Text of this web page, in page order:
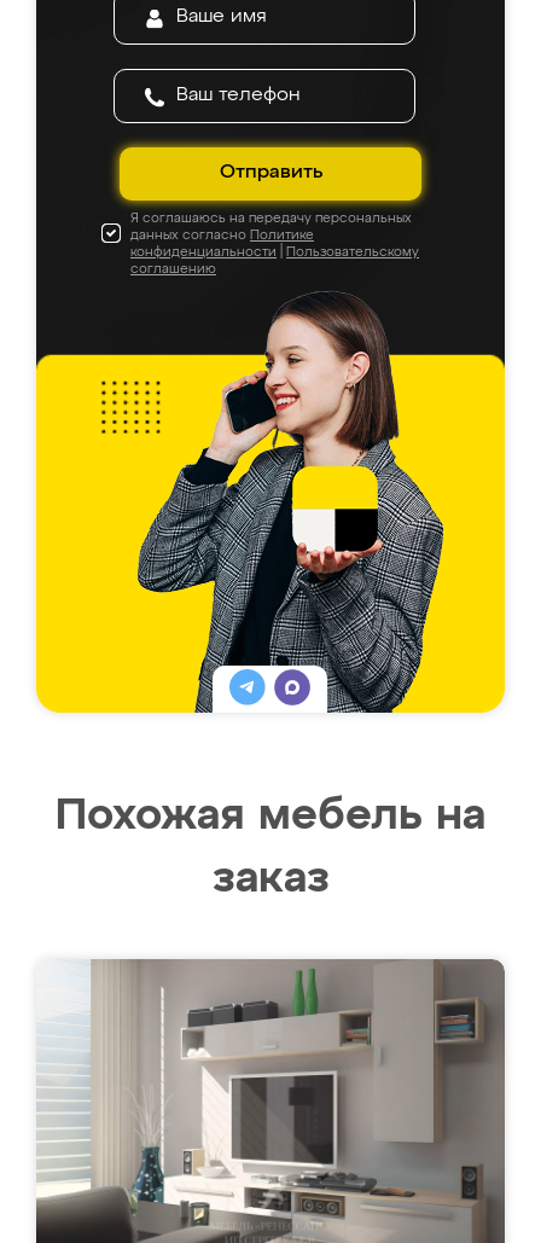
Отправить
Я соглашаюсь на передачу персональных
данных согласно Политике
конфиденциальности
Пользовательскому
соглашению
Похожая мебель на
заказ